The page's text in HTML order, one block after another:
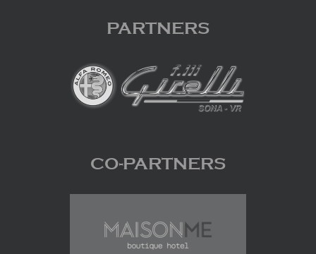
PARTNERS
CO-PARTNERS